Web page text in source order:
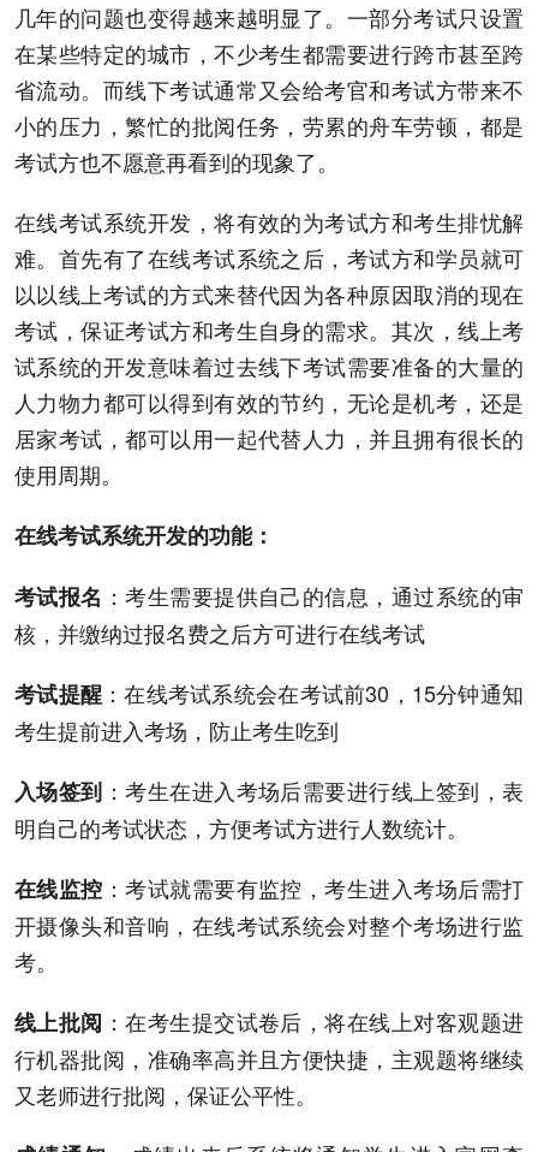
几年的问题也变得越来越明显了。 一部分考试只设置
在某些特定的城市 ，不少考生都需要进行跨市甚至跨
省流动。 而线下考试通常又会给考官和考试方带来不
小的压力 ，繁忙的批阅任务 ， 劳累的舟车劳顿 ， 都是
考试方也不愿意再看到的现象了。
在线考试系统开发 ，将有效的为考试方和考生排忧解
难。 首先有了在线考试系统之后 ， 考试方和学员就可
以以线上考试的方式来替代因为各种原因取消的现在
考试 ，保证考试方和考生自身的需求。 其次 ，线上考
试系统的开发意味着过去线下考试需要准备的大量的
人力物力都可以得到有效的节约 ， 无论是机考 ， 还是
居家考试 ，都可以用一起代替人力 ， 并且拥有很长的
使用周期。
在线考试系统开发的功能：
考试报名 ：考生需要提供自己的信息 ， 通过系统的审
核 ， 并缴纳过报名费之后方可进行在线考试
考试提醒 ：在线考试系统会在考试前30，15分钟通知
考生提前进入考场 ， 防止考生吃到
入场签到 ：考生在进入考场后需要进行线上签到 ，表
明自己的考试状态 ， 方便考试方进行人数统计。
在线监控 ：考试就需要有监控 ，考生进入考场后需打
开摄像头和音响 ， 在线考试系统会对整个考场进行监
考。
线上批阅 ：在考生提交试卷后 ，将在线上对客观题进
行机器批阅 ， 准确率高并且方便快捷 ， 主观题将继续
又老师进行批阅 ， 保证公平性。